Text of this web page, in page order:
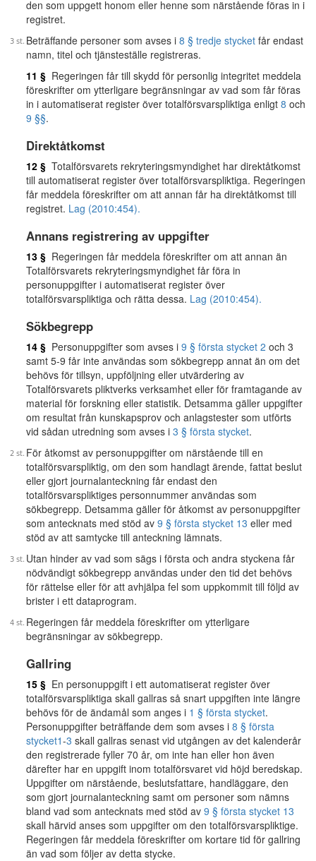
den som uppgett honom eller henne som närstående föras in i
registret.
Beträffande personer som avses i 8 § tredje stycket får endast
namn, titel och tjänsteställe registreras.
11 § Regeringen får till skydd för personlig integritet meddela
föreskrifter om ytterligare begränsningar av vad som får föras
in i automatiserat register över totalförsvarspliktiga enligt 8 och
9 §§.
Direktåtkomst
12 § Totalförsvarets rekryteringsmyndighet har direktåtkomst
till automatiserat register över totalförsvarspliktiga. Regeringen
får meddela föreskrifter om att annan får ha direktåtkomst till
registret. Lag (2010:454).
Annans registrering av uppgifter
13 § Regeringen får meddela föreskrifter om att annan än
Totalförsvarets rekryteringsmyndighet får föra in
personuppgifter i automatiserat register över
totalförsvarspliktiga och rätta dessa. Lag (2010:454).
Sökbegrepp
14 § Personuppgifter som avses i 9 § första stycket 2 och 3
samt 5-9 får inte användas som sökbegrepp annat än om det
behövs för tillsyn, uppföljning eller utvärdering av
Totalförsvarets pliktverks verksamhet eller för framtagande av
material för forskning eller statistik. Detsamma gäller uppgifter
om resultat från kunskapsprov och anlagstester som utförts
vid sådan utredning som avses i 3 § första stycket.
För åtkomst av personuppgifter om närstående till en
totalförsvarspliktig, om den som handlagt ärende, fattat beslut
eller gjort journalanteckning får endast den
totalförsvarspliktiges personnummer användas som
sökbegrepp. Detsamma gäller för åtkomst av personuppgifter
som antecknats med stöd av 9 § första stycket 13 eller med
stöd av att samtycke till anteckning lämnats.
Utan hinder av vad som sägs i första och andra styckena får
nödvändigt sökbegrepp användas under den tid det behövs
för rättelse eller för att avhjälpa fel som uppkommit till följd av
brister i ett dataprogram.
Regeringen får meddela föreskrifter om ytterligare
begränsningar av sökbegrepp.
Gallring
15 § En personuppgift i ett automatiserat register över
totalförsvarspliktiga skall gallras så snart uppgiften inte längre
behövs för de ändamål som anges i 1 § första stycket.
Personuppgifter beträffande dem som avses i 8 § första
stycket1-3 skall gallras senast vid utgången av det kalenderår
den registrerade fyller 70 år, om inte han eller hon även
därefter har en uppgift inom totalförsvaret vid höjd beredskap.
Uppgifter om närstående, beslutsfattare, handläggare, den
som gjort journalanteckning samt om personer som nämns
bland vad som antecknats med stöd av 9 § första stycket 13
skall härvid anses som uppgifter om den totalförsvarspliktige.
Regeringen får meddela föreskrifter om kortare tid för gallring
än vad som följer av detta stycke.